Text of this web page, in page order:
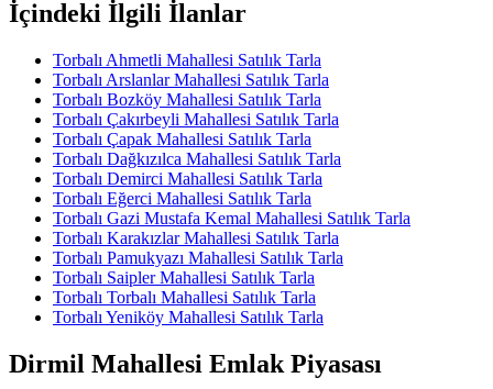
İçindeki İlgili İlanlar
Torbalı Ahmetli Mahallesi Satılık Tarla
Torbalı Arslanlar Mahallesi Satılık Tarla
Torbalı Bozköy Mahallesi Satılık Tarla
Torbalı Çakırbeyli Mahallesi Satılık Tarla
Torbalı Çapak Mahallesi Satılık Tarla
Torbalı Dağkızılca Mahallesi Satılık Tarla
Torbalı Demirci Mahallesi Satılık Tarla
Torbalı Eğerci Mahallesi Satılık Tarla
Torbalı Gazi Mustafa Kemal Mahallesi Satılık Tarla
Torbalı Karakızlar Mahallesi Satılık Tarla
Torbalı Pamukyazı Mahallesi Satılık Tarla
Torbalı Saipler Mahallesi Satılık Tarla
Torbalı Torbalı Mahallesi Satılık Tarla
Torbalı Yeniköy Mahallesi Satılık Tarla
Dirmil Mahallesi Emlak Piyasası